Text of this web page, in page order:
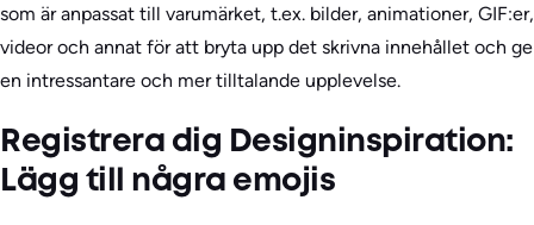
som är anpassat till varumärket, t.ex. bilder, animationer, GIF:er,
videor och annat för att bryta upp det skrivna innehållet och ge
en intressantare och mer tilltalande upplevelse.
Registrera dig Designinspiration:
Lägg till några emojis